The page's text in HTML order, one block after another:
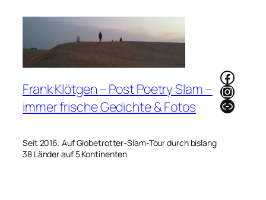
Frank Klötgen – Post Poetry Slam –
immer frische Gedichte & Fotos
Seit 2016. Auf Globetrotter-Slam-Tour durch bislang
38 Länder auf 5 Kontinenten
Link